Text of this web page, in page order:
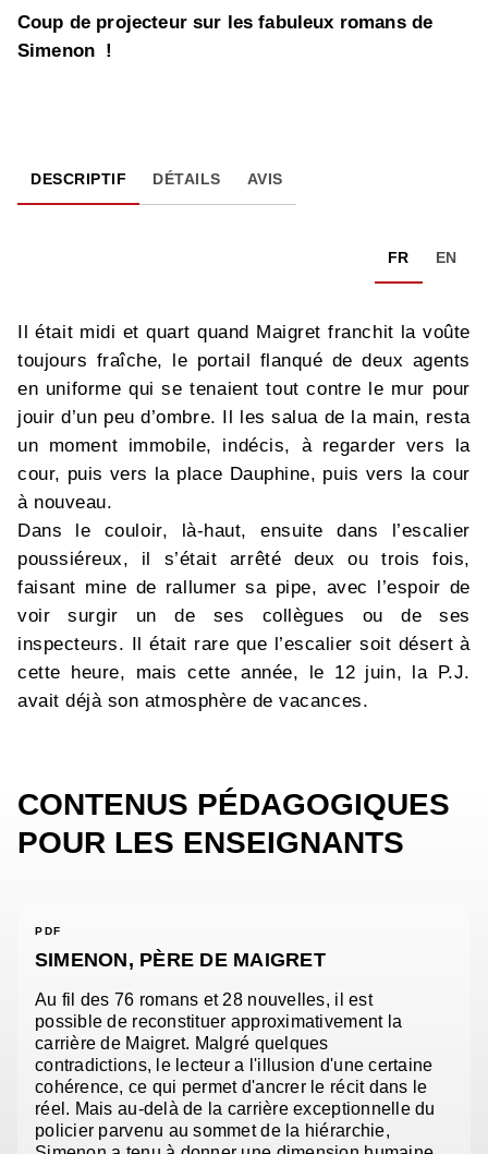
Coup de projecteur sur les fabuleux romans de
Simenon !
DESCRIPTIF DÉTAILS AVIS
FR EN
Il était midi et quart quand Maigret franchit la voûte
toujours fraîche, le portail flanqué de deux agents
en uniforme qui se tenaient tout contre le mur pour
jouir d’un peu d’ombre. Il les salua de la main, resta
un moment immobile, indécis, à regarder vers la
cour, puis vers la place Dauphine, puis vers la cour
à nouveau.
Dans le couloir, là-haut, ensuite dans l’escalier
poussiéreux, il s’était arrêté deux ou trois fois,
faisant mine de rallumer sa pipe, avec l’espoir de
voir surgir un de ses collègues ou de ses
inspecteurs. Il était rare que l’escalier soit désert à
cette heure, mais cette année, le 12 juin, la P.J.
avait déjà son atmosphère de vacances.
CONTENUS PÉDAGOGIQUES
POUR LES ENSEIGNANTS
PDF
SIMENON, PÈRE DE MAIGRET
Au fil des 76 romans et 28 nouvelles, il est
possible de reconstituer approximativement la
carrière de Maigret. Malgré quelques
contradictions, le lecteur a l'illusion d'une certaine
cohérence, ce qui permet d'ancrer le récit dans le
réel. Mais au-delà de la carrière exceptionnelle du
policier parvenu au sommet de la hiérarchie,